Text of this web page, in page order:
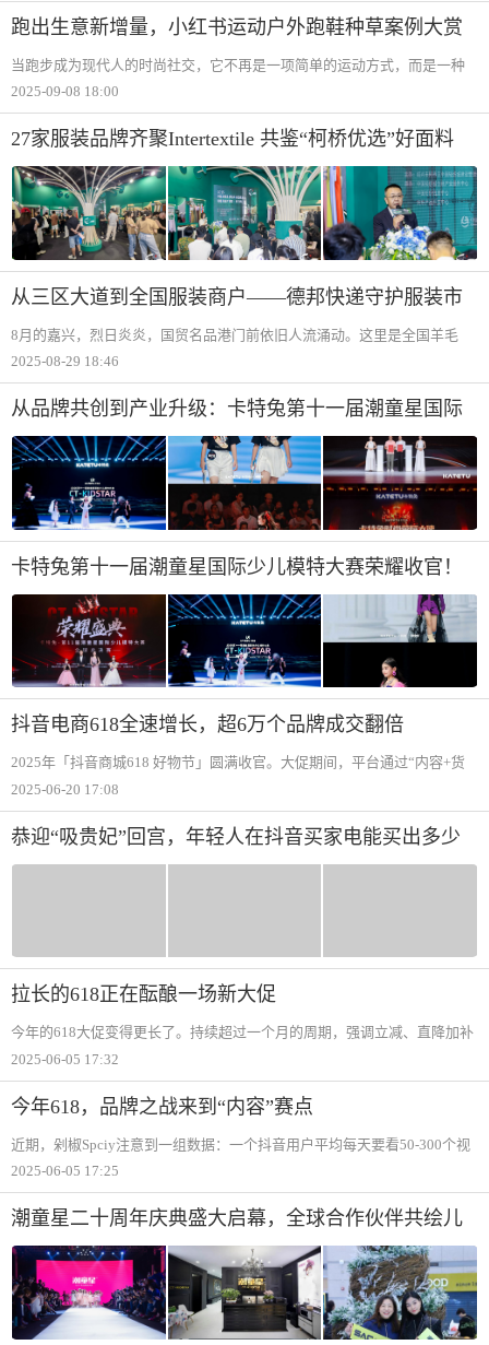
潮流行业增
跑出生意新增量，小红书运动户外跑鞋种草案例大赏
当跑步成为现代人的时尚社交，它不再是一项简单的运动方式，而是一种
生活态度的象征。越来越多年轻人通过多样化的跑步活动保持身心健康，
种草营销
2025-09-08 18:00
27家服装品牌齐聚Intertextile 共鉴“柯桥优选”好面料
从三区大道到全国服装商户——德邦快递守护服装市
场的速度与效率
8月的嘉兴，烈日炎炎，国贸名品港门前依旧人流涌动。这里是全国羊毛
衫、羊绒衫批发的风向标，成百上千的商户在档口里经营着来自全国各地
笔交易的成败。
2025-08-29 18:46
从品牌共创到产业升级：卡特兔第十一届潮童星国际
少儿模特大赛引领儿童时尚新趋势
卡特兔第十一届潮童星国际少儿模特大赛荣耀收官！
抖音电商618全速增长，超6万个品牌成交翻倍
2025年「抖音商城618 好物节」圆满收官。大促期间，平台通过“内容+货
架“驱动，不仅实现GMV跨越式增长，更见证超6万个品牌与6.7万个中小商
价值。01 全
2025-06-20 17:08
恭迎“吸贵妃”回宫，年轻人在抖音买家电能买出多少
乐子？
拉长的618正在酝酿一场新大促
今年的618大促变得更长了。持续超过一个月的周期，强调立减、直降加补
贴的玩法，让用户对大促的感知变得更加多样。有人已经享受到了一件立
像前些年那样
2025-06-05 17:32
今年618，品牌之战来到“内容”赛点
近期，剁椒Spciy注意到一组数据：一个抖音用户平均每天要看50-300个视
频，内容跨度涵盖6-10个商品品类。消费者每天会接触海量的内容，在这个
烈。当品牌的
2025-06-05 17:25
潮童星二十周年庆典盛大启幕，全球合作伙伴共绘儿
童时尚新图景